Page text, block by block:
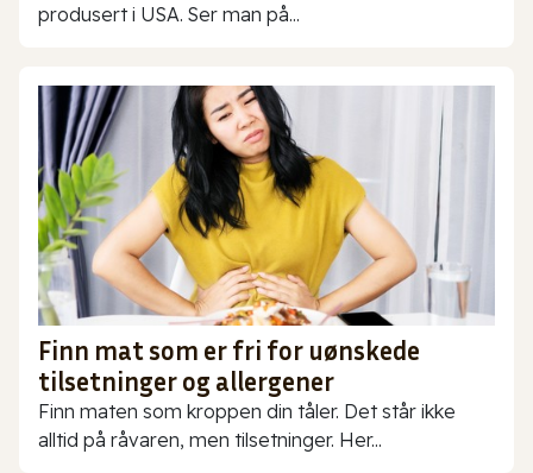
produsert i USA. Ser man på...
Finn mat som er fri for uønskede
tilsetninger og allergener
Finn maten som kroppen din tåler. Det står ikke
alltid på råvaren, men tilsetninger. Her...